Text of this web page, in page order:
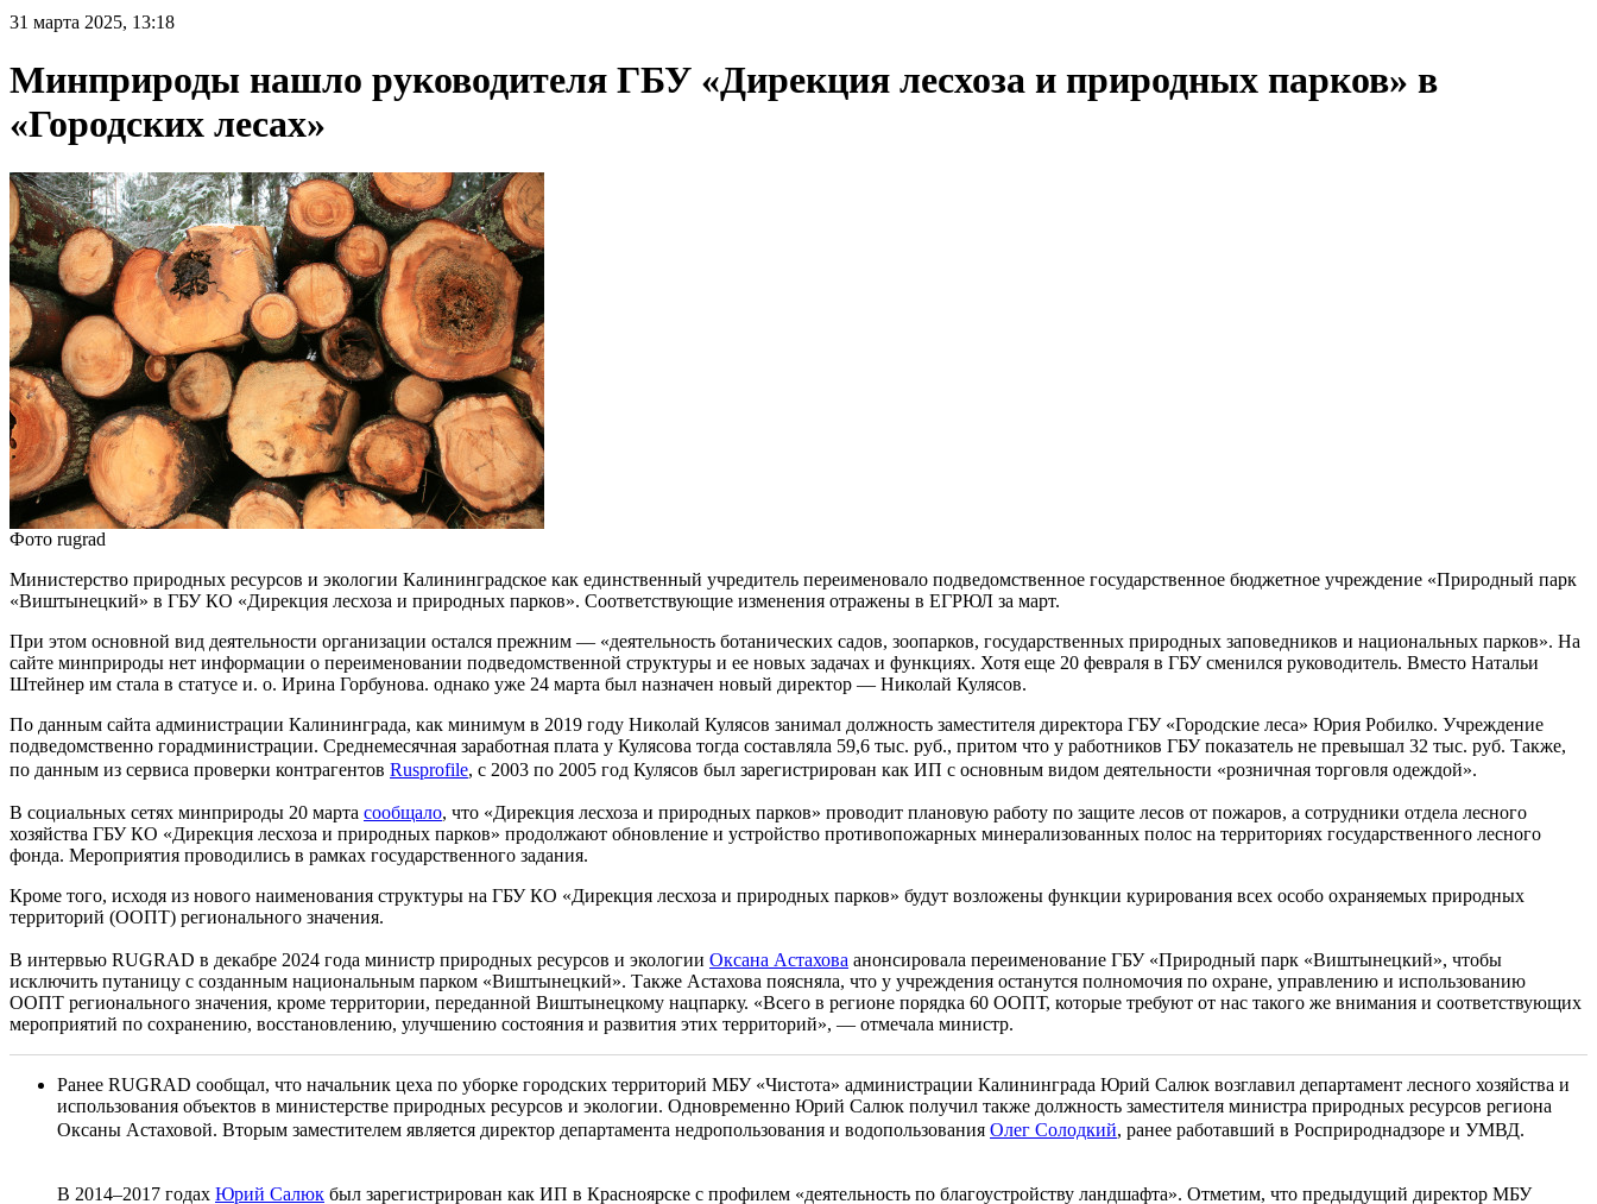
31 марта 2025, 13:18
Минприроды нашло руководителя ГБУ «Дирекция лесхоза и природных парков» в
«Городских лесах»
Фото rugrad
Министерство природных ресурсов и экологии Калининградское как единственный учредитель переименовало подведомственное государственное бюджетное учреждение «Природный парк
«Виштынецкий» в ГБУ КО «Дирекция лесхоза и природных парков». Соответствующие изменения отражены в ЕГРЮЛ за март.
При этом основной вид деятельности организации остался прежним — «деятельность ботанических садов, зоопарков, государственных природных заповедников и национальных парков». На
сайте минприроды нет информации о переименовании подведомственной структуры и ее новых задачах и функциях. Хотя еще 20 февраля в ГБУ сменился руководитель. Вместо Натальи
Штейнер им стала в статусе и. о. Ирина Горбунова. однако уже 24 марта был назначен новый директор — Николай Кулясов.
По данным сайта администрации Калининграда, как минимум в 2019 году Николай Кулясов занимал должность заместителя директора ГБУ «Городские леса» Юрия Робилко. Учреждение
подведомственно горадминистрации. Среднемесячная заработная плата у Кулясова тогда составляла 59,6 тыс. руб., притом что у работников ГБУ показатель не превышал 32 тыс. руб. Также,
по данным из сервиса проверки контрагентов Rusprofile, c 2003 по 2005 год Кулясов был зарегистрирован как ИП с основным видом деятельности «розничная торговля одеждой».
В социальных сетях минприроды 20 марта сообщало, что «Дирекция лесхоза и природных парков» проводит плановую работу по защите лесов от пожаров, а сотрудники отдела лесного
хозяйства ГБУ КО «Дирекция лесхоза и природных парков» продолжают обновление и устройство противопожарных минерализованных полос на территориях государственного лесного
фонда. Мероприятия проводились в рамках государственного задания.
Кроме того, исходя из нового наименования структуры на ГБУ КО «Дирекция лесхоза и природных парков» будут возложены функции курирования всех особо охраняемых природных
территорий (ООПТ) регионального значения.
В интервью RUGRAD в декабре 2024 года министр природных ресурсов и экологии Оксана Астахова анонсировала переименование ГБУ «Природный парк «Виштынецкий», чтобы
исключить путаницу с созданным национальным парком «Виштынецкий». Также Астахова поясняла, что у учреждения останутся полномочия по охране, управлению и использованию
ООПТ регионального значения, кроме территории, переданной Виштынецкому нацпарку. «Всего в регионе порядка 60 ООПТ, которые требуют от нас такого же внимания и соответствующих
мероприятий по сохранению, восстановлению, улучшению состояния и развития этих территорий», — отмечала министр.
Ранее RUGRAD сообщал, что начальник цеха по уборке городских территорий МБУ «Чистота» администрации Калининграда Юрий Салюк возглавил департамент лесного хозяйства и
использования объектов в министерстве природных ресурсов и экологии. Одновременно Юрий Салюк получил также должность заместителя министра природных ресурсов региона
Оксаны Астаховой. Вторым заместителем является директор департамента недропользования и водопользования Олег Солодкий, ранее работавший в Росприроднадзоре и УМВД.
В 2014–2017 годах Юрий Салюк был зарегистрирован как ИП в Красноярске с профилем «деятельность по благоустройству ландшафта». Отметим, что предыдущий директор МБУ